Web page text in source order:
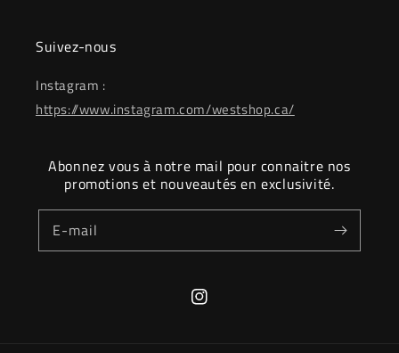
Suivez-nous
Instagram :
https://www.instagram.com/westshop.ca/
Abonnez vous à notre mail pour connaitre nos
promotions et nouveautés en exclusivité.
E-mail
Instagram